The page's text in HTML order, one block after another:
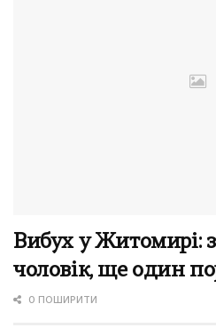
Вибух у Житомирі:
чоловік, ще один
0 ПОШИРИТИ